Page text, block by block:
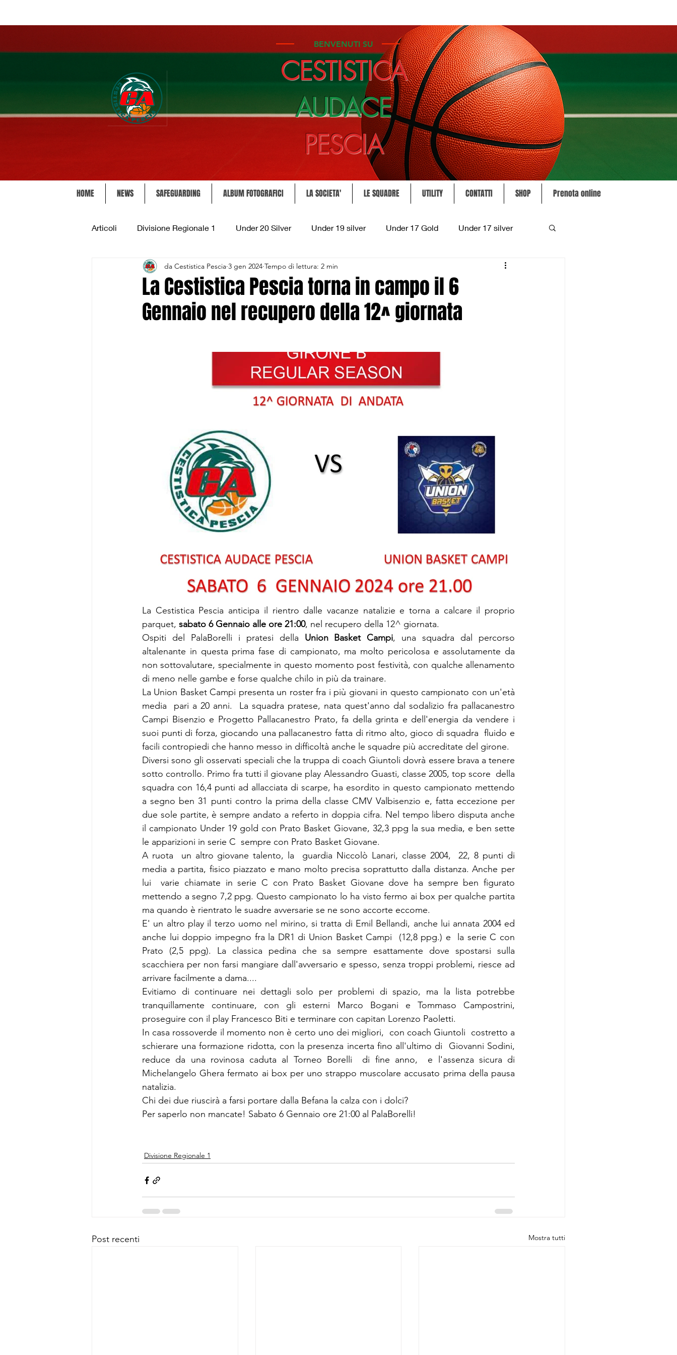
BENVENUTI SU
CESTISTICA
AUDACE
PESCIA
HOME NEWS SAFEGUARDING ALBUM FOTOGRAFICI LA SOCIETA' LE SQUADRE UTILITY CONTATTI SHOP Prenota online
Articoli Divisione Regionale 1 Under 20 Silver Under 19 silver Under 17 Gold Under 17 silver
Under 15 Silver Under 14 Silver Under 13 Silver
CSI Juniores CSI Under 13 Divisione Regionale 3 CSI Allievi
La Cestistica Pescia torna in campo il 6
Gennaio nel recupero della 12^ giornata
da Cestistica Pescia 3 gen 2024 Tempo di lettura: 2 min
La Cestistica Pescia anticipa il rientro dalle vacanze natalizie e torna a calcare il proprio
parquet, sabato 6 Gennaio alle ore 21:00, nel recupero della 12^ giornata.
Ospiti del PalaBorelli i pratesi della Union Basket Campi, una squadra dal percorso
altalenante in questa prima fase di campionato, ma molto pericolosa e assolutamente da
non sottovalutare, specialmente in questo momento post festività, con qualche allenamento
di meno nelle gambe e forse qualche chilo in più da trainare.
La Union Basket Campi presenta un roster fra i più giovani in questo campionato con un'età
media  pari a 20 anni.  La squadra pratese, nata quest'anno dal sodalizio fra pallacanestro
Campi Bisenzio e Progetto Pallacanestro Prato, fa della grinta e dell'energia da vendere i
suoi punti di forza, giocando una pallacanestro fatta di ritmo alto, gioco di squadra  fluido e
facili contropiedi che hanno messo in difficoltà anche le squadre più accreditate del girone.
Diversi sono gli osservati speciali che la truppa di coach Giuntoli dovrà essere brava a tenere
sotto controllo. Primo fra tutti il giovane play Alessandro Guasti, classe 2005, top score  della
squadra con 16,4 punti ad allacciata di scarpe, ha esordito in questo campionato mettendo
a segno ben 31 punti contro la prima della classe CMV Valbisenzio e, fatta eccezione per
due sole partite, è sempre andato a referto in doppia cifra. Nel tempo libero disputa anche
il campionato Under 19 gold con Prato Basket Giovane, 32,3 ppg la sua media, e ben sette
le apparizioni in serie C  sempre con Prato Basket Giovane.
A ruota  un altro giovane talento, la  guardia Niccolò Lanari, classe 2004,  22, 8 punti di
media a partita, fisico piazzato e mano molto precisa soprattutto dalla distanza. Anche per
lui  varie chiamate in serie C con Prato Basket Giovane dove ha sempre ben figurato
mettendo a segno 7,2 ppg. Questo campionato lo ha visto fermo ai box per qualche partita
ma quando è rientrato le suadre avversarie se ne sono accorte eccome.
E' un altro play il terzo uomo nel mirino, si tratta di Emil Bellandi, anche lui annata 2004 ed
anche lui doppio impegno fra la DR1 di Union Basket Campi  (12,8 ppg.) e  la serie C con
Prato (2,5 ppg). La classica pedina che sa sempre esattamente dove spostarsi sulla
scacchiera per non farsi mangiare dall'avversario e spesso, senza troppi problemi, riesce ad
arrivare facilmente a dama....
Evitiamo di continuare nei dettagli solo per problemi di spazio, ma la lista potrebbe
tranquillamente continuare, con gli esterni Marco Bogani e Tommaso Campostrini,
proseguire con il play Francesco Biti e terminare con capitan Lorenzo Paoletti.
In casa rossoverde il momento non è certo uno dei migliori,  con coach Giuntoli  costretto a
schierare una formazione ridotta, con la presenza incerta fino all'ultimo di  Giovanni Sodini,
reduce da una rovinosa caduta al Torneo Borelli  di fine anno,  e l'assenza sicura di
Michelangelo Ghera fermato ai box per uno strappo muscolare accusato prima della pausa
natalizia.
Chi dei due riuscirà a farsi portare dalla Befana la calza con i dolci?
Per saperlo non mancate! Sabato 6 Gennaio ore 21:00 al PalaBorelli!
Divisione Regionale 1
Post recenti Mostra tutti